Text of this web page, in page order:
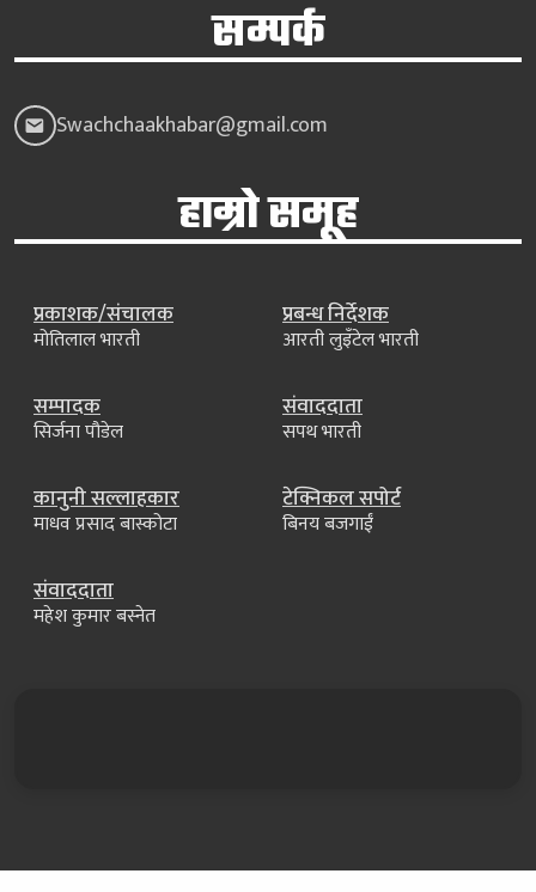
सम्पर्क
Swachchaakhabar@gmail.com
हाम्रो समूह
प्रकाशक/संचालक
मोतिलाल भारती
प्रबन्ध निर्देशक
आरती लुइँटेल भारती
सम्पादक
सिर्जना पौडेल
संवाददाता
सपथ भारती
कानुनी सल्लाहकार
माधव प्रसाद बास्कोटा
टेक्निकल सपोर्ट
बिनय बजगाईं
संवाददाता
महेश कुमार बस्नेत